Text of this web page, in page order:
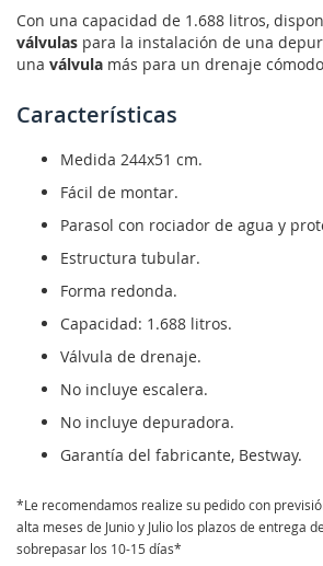
Con una capacidad de 1.688 litros,
válvulas para la instalación de una
una válvula más para un drenaje
Características
Medida 244x51 cm.
Fácil de montar.
Parasol con rociador de agua y
Estructura tubular.
Forma redonda.
Capacidad: 1.688 litros.
Válvula de drenaje.
No incluye escalera.
No incluye depuradora.
Garantía del fabricante, Bestway.
*Le recomendamos realize su pedido con
alta meses de Junio y Julio los plazos de entrega
sobrepasar los 10-15 días*